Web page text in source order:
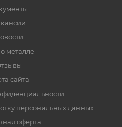
металле
сайта
персональных данных
оферта